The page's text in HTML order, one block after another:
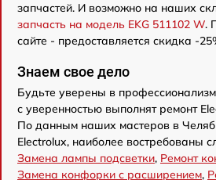
запчастей. И возможно на наших
запчасть на модель EKG 511102 W.
сайте - предоставляется скидка -
Знаем свое дело
Будьте уверены в
с уверенностью выполнят ремонт
По данным наших мастеров в
Electrolux, наиболее востребованы
Замена лампы подсветки, Ремонт
Замена конфорки с расширением,